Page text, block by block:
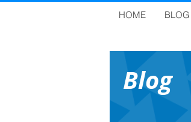
HOME BLOG
Blog